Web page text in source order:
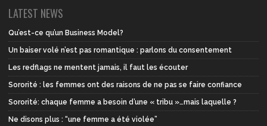
LATEST NEWS
Qu’est-ce qu’un Business Model?
Un baiser volé n’est pas romantique : parlons du consentement
Les redflags ne mentent jamais, il faut les écouter
Sororité : les femmes ont des raisons de ne pas se faire confiance
Sororité: chaque femme a besoin d’une « tribu »…mais laquelle ?
Ne disons plus : “une femme a été violée”